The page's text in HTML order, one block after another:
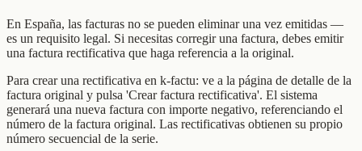
En España, las facturas no se pueden eliminar una vez emitidas —
es un requisito legal. Si necesitas corregir una factura, debes emitir
una factura rectificativa que haga referencia a la original.
Para crear una rectificativa en k-factu: ve a la página de detalle de la
factura original y pulsa 'Crear factura rectificativa'. El sistema
generará una nueva factura con importe negativo, referenciando el
número de la factura original. Las rectificativas obtienen su propio
número secuencial de la serie.